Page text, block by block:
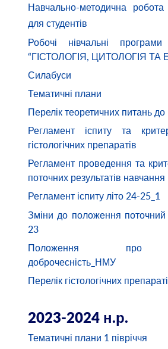
Навчально-методична
для студентів
Робочі нівчальні
“ГІСТОЛОГІЯ, ЦИТОЛОГІЯ ТА
Силабуси
Тематичні плани
Перелік теоретичних питань до
Регламент іспиту та
гістологічних препаратів
Регламент проведення та
поточних результатів
Регламент іспиту літо 24-25_1
Зміни до положення
23
Положення про
доброчесність_НМУ
Перелік гістологічних
2023-2024 н.р.
Тематичні плани 1 півріччя